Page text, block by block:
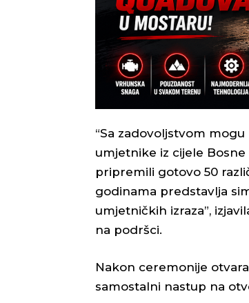
“Sa zadovoljstvom
umjetnike iz cijele
pripremili gotovo 50
godinama predstavlja
umjetničkih izraza”,
na podršci.
Nakon ceremonije
samostalni nastup na